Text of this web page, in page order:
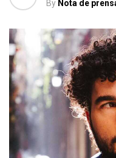
By Nota de